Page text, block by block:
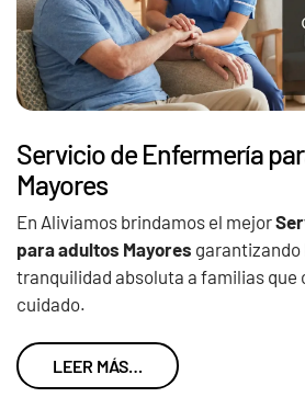
Servicio de Enfermería
Mayores
En Aliviamos brindamos el mejor
para adultos Mayores
tranquilidad absoluta a familias que
cuidado.
LEER MÁS…